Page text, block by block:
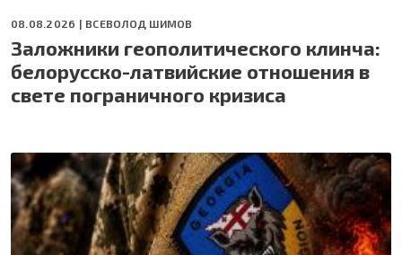
08.08.2026 | ВСЕВОЛОД ШИМОВ
Заложники геополитического клинча:
белорусско-латвийские отношения в
свете пограничного кризиса